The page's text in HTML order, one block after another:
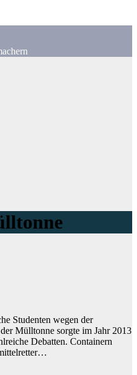
Studenten wegen der
Mülltonne sorgte im Jahr 2013
Debatten. Containern